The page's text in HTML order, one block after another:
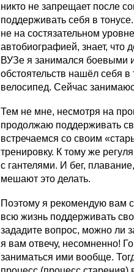
никто не запрещает после
поддерживать себя в
не на состязательном
автобиографией, знает, что
ВУЗе я занимался боевыми
обстоятельств нашёл себя в
велосипед. Сейчас
Тем не мне, несмотря на
продолжаю поддерживать
встречаемся со своим
тренировку. К тому же
с гантелями. И бег,
мешают это делать.
Поэтому я рекомендую вам с
всю жизнь поддерживать
зададите вопрос, можно ли
я вам отвечу, несомненно!
заниматься ими вообще.